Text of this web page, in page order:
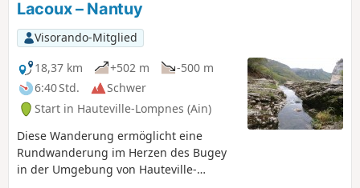
Abstecher wert.
Lacoux – Nantuy
Visorando-Mitglied
18,37 km
+502 m
-500 m
6:40 Std.
Schwer
Start in Hauteville-Lompnes (Ain)
Diese Wanderung ermöglicht eine
Rundwanderung im Herzen des Bugey
in der Umgebung von Hauteville-